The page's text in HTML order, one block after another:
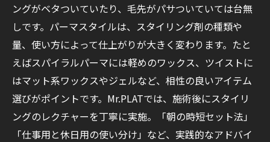
ングがベタついていたり、毛先がパサついていては台無
しです。パーマスタイルは、スタイリング剤の種類や
量、使い方によって仕上がりが大きく変わります。たと
えばスパイラルパーマには軽めのワックス、ツイストに
はマット系ワックスやジェルなど、相性の良いアイテム
選びがポイントです。Mr.PLATでは、施術後にスタイリ
ングのレクチャーを丁寧に実施。「朝の時短セット法」
「仕事用と休日用の使い分け」など、実践的なアドバイ